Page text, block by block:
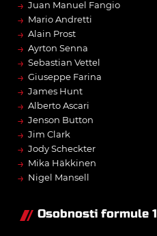
→ Juan Manuel Fangio
→ Mario Andretti
→ Alain Prost
→ Ayrton Senna
→ Sebastian Vettel
→ Giuseppe Farina
→ James Hunt
→ Alberto Ascari
→ Jenson Button
→ Jim Clark
→ Jody Scheckter
→ Mika Häkkinen
→ Nigel Mansell
Osobnosti formule 1